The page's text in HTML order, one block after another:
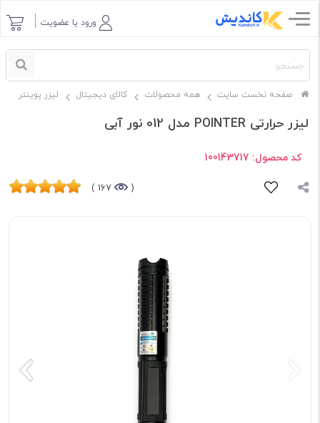
ورود یا عضویت
صفحه نخست سایت همه محصولات کالای دیجیتال لیزر پوینتر
لیزر حرارتی POINTER مدل 012 نور آبی
کد محصول: 100143717
(
167 )